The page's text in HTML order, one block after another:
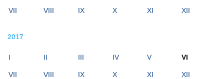
VII VIII IX X XI XII
2017
I II III IV V VI
VII VIII IX X XI XII